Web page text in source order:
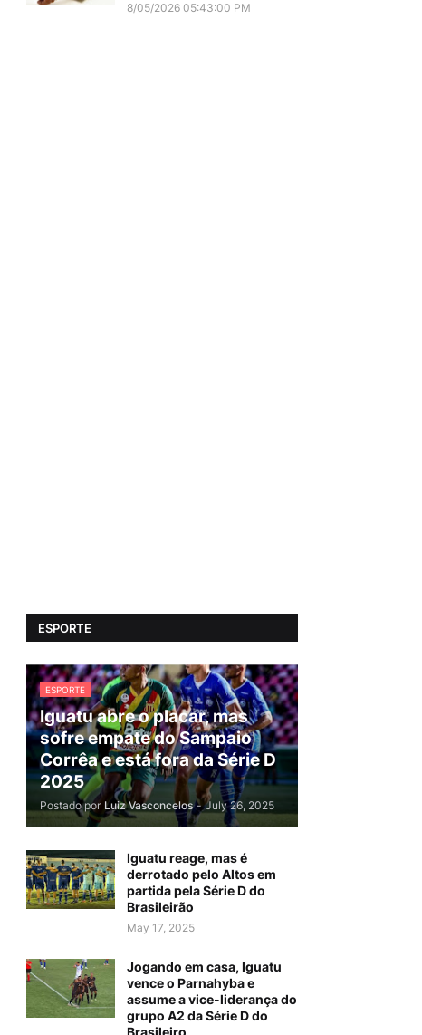
8/05/2026 05:43:00 PM
ESPORTE
ESPORTE
Iguatu abre o placar, mas
sofre empate do Sampaio
Corrêa e está fora da Série D
2025
Postado por Luiz Vasconcelos - July 26, 2025
Iguatu reage, mas é
derrotado pelo Altos em
partida pela Série D do
Brasileirão
May 17, 2025
Jogando em casa, Iguatu
vence o Parnahyba e
assume a vice-liderança do
grupo A2 da Série D do
Brasileiro